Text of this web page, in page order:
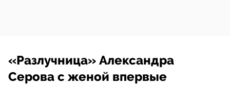
«Разлучница» Александра
Серова с женой впервые